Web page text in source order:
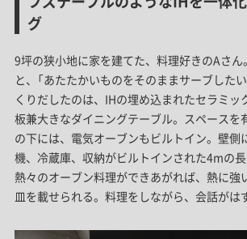
グ
9坪の狭小地に家を建てた、料理好きのAさん
と、「あたたかいものをそのままサーブした
くりだしたのは、IHの埋め込まれたセラミッ
板兼大きなダイニングテーブル。スペースを
の下には、電気オーブンもビルトイン。壁側
機、冷蔵庫、収納がビルトインされた4mの長
熱々のオーブン料理ができあがれば、熱に強
皿を載せられる。料理をしながら、会話がは